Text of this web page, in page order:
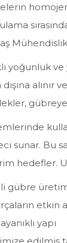
ve
alınır
sunar. Bu
hedefler.
gübre
etkin
yapı
edilmiş